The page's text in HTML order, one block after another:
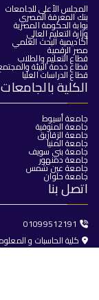
المجلس الأعلى للجامعات
بنك المعرفة المصري
بوابة الحكومة المصرية
وزارة التعليم العالي
أكاديمية البحث العلمي
مصر الرقمية
قطاع التعليم والطلاب
قطاع خدمة البيئة
قطاع الدراسات العليا
الكلية
جامعة أسيوط
جامعة المنوفية
جامعة الزقازيق
جامعة المنيا
جامعة بني سويف
جامعة دمنهور
جامعة عين شمس
جامعة حلوان
اتصل بنا
01099512191
كلية الحاسبات و